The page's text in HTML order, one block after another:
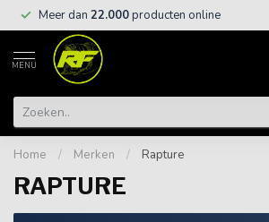
Meer dan 22.000producten online
MENU
Home / Merken / Rapture
RAPTURE